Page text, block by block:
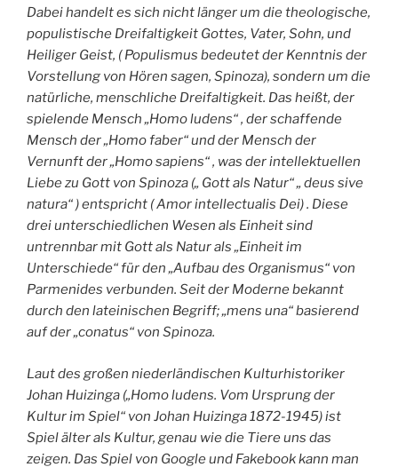
Dabei handelt es sich nicht länger um die theologische,
populistische Dreifaltigkeit Gottes, Vater, Sohn, und
Heiliger Geist, ( Populismus bedeutet der Kenntnis der
Vorstellung von Hören sagen, Spinoza), sondern um die
natürliche, menschliche Dreifaltigkeit. Das heißt, der
spielende Mensch „Homo ludens“ , der schaffende
Mensch der „Homo faber“ und der Mensch der
Vernunft der „Homo sapiens“ , was der intellektuellen
Liebe zu Gott von Spinoza („ Gott als Natur“ „ deus sive
natura“ ) entspricht ( Amor intellectualis Dei) . Diese
drei unterschiedlichen Wesen als Einheit sind
untrennbar mit Gott als Natur als „Einheit im
Unterschiede“ für den „Aufbau des Organismus“ von
Parmenides verbunden. Seit der Moderne bekannt
durch den lateinischen Begriff; „mens una“ basierend
auf der „conatus“ von Spinoza.
Laut des großen niederländischen Kulturhistoriker
Johan Huizinga („Homo ludens. Vom Ursprung der
Kultur im Spiel“ von Johan Huizinga 1872-1945) ist
Spiel älter als Kultur, genau wie die Tiere uns das
zeigen. Das Spiel von Google und Fakebook kann man